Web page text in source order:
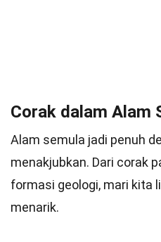
Corak dalam Alam
Alam semula jadi penuh
menakjubkan. Dari corak
formasi geologi, mari kita
menarik.